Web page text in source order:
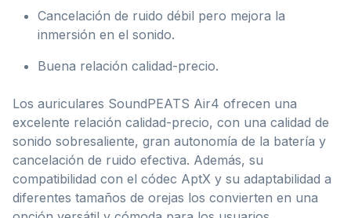
Cancelación de ruido débil pero mejora la
inmersión en el sonido.
Buena relación calidad-precio.
Los auriculares SoundPEATS Air4 ofrecen una
excelente relación calidad-precio, con una calidad de
sonido sobresaliente, gran autonomía de la batería y
cancelación de ruido efectiva. Además, su
compatibilidad con el códec AptX y su adaptabilidad a
diferentes tamaños de orejas los convierten en una